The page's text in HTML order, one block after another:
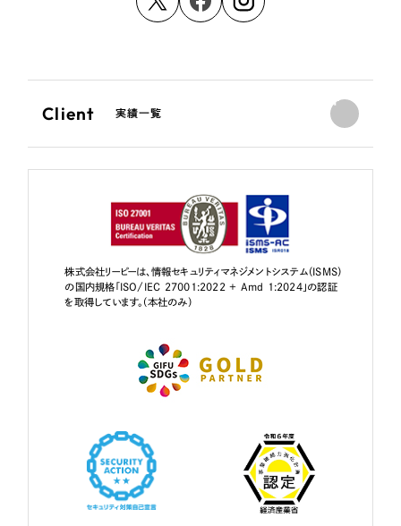
Client 実績一覧
株式会社リーピーは、情報セキュリティマネジメントシステム（ISMS）
の国内規格「ISO/IEC 27001:2022 + Amd 1:2024」の認証
を取得しています。（本社のみ）